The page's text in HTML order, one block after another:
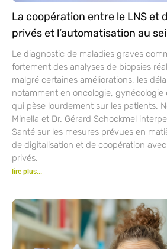
La coopération entre le LNS et
privés et l’automatisation au
Le diagnostic de maladies graves
fortement des analyses de biopsies
malgré certaines améliorations, les
notamment en oncologie, gynécologie
qui pèse lourdement sur les patients.
Minella et Dr. Gérard Schockmel
Santé sur les mesures prévues en
de digitalisation et de coopération
privés.
lire plus...